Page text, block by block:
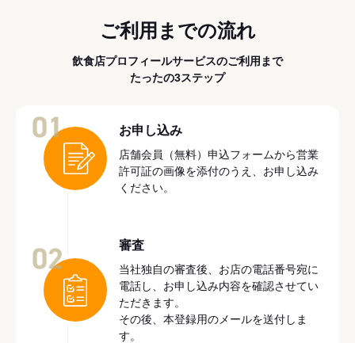
ご利用までの流れ
飲食店プロフィールサービスのご利用まで
たったの3ステップ
お申し込み
店舗会員（無料）申込フォームから営業
許可証の画像を添付のうえ、お申し込み
ください。
審査
当社独自の審査後、お店の電話番号宛に
電話し、お申し込み内容を確認させてい
ただきます。
その後、本登録用のメールを送付しま
す。